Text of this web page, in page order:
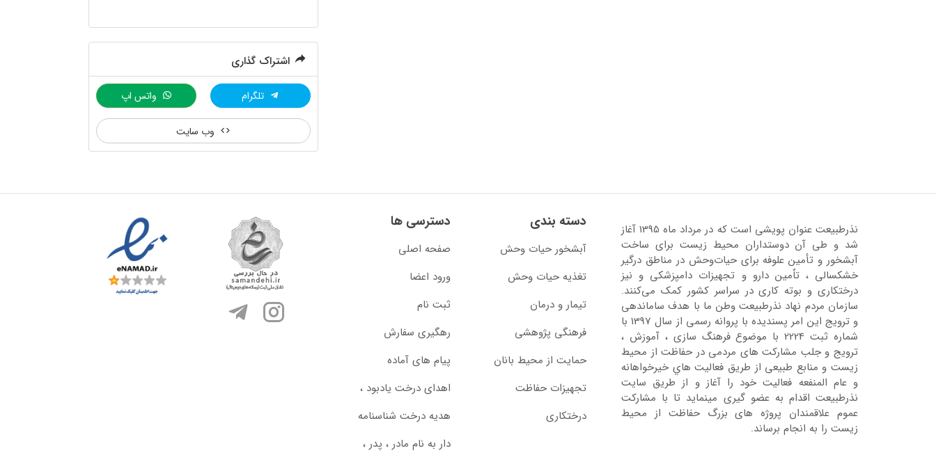
اشتراک گذاری
تلگرام واتس اپ
وب سایت
نذرطبیعت عنوان پویشی است که در مرداد ماه 1395 آغاز
شد و طی آن دوستداران محیط زیست برای ساخت
آبشخور و تأمین علوفه برای حیات‌وحش در مناطق درگیر
خشکسالی ، تاٌمین دارو و تجهیزات دامپزشکی و نیز
درختکاری و بوته کاری در سراسر کشور کمک می‌کنند.
سازمان مردم نهاد نذرطبیعت وطن ما با هدف ساماندهی
و ترویج این امر پسندیده با پروانه رسمی از سال 1397 با
شماره ثبت 2224 با موضوع فرهنگ سازی ، آموزش ،
ترویج و جلب مشارکت های مردمی در حفاظت از محیط
زیست و منابع طبیعی از طریق فعالیت هاي خیرخواهانه
و عام المنفعه فعالیت خود را آغاز و از طریق سایت
نذرطبیعت اقدام به عضو گیری مینماید تا با مشارکت
عموم علاقمندان پروژه های بزرگ حفاظت از محیط
زیست را به انجام برساند.
دسته بندی
آبشخور حیات وحش
تغذیه حیات وحش
تیمار و درمان
فرهنگی پژوهشی
حمایت از محیط بانان
تجهیزات حفاظت
درختکاری
دسترسی ها
صفحه اصلی
ورود اعضا
ثبت نام
رهگیری سفارش
پیام های آماده
اهدای درخت یادبود ،‌
هدیه درخت شناسنامه
دار به نام مادر ، پدر ،